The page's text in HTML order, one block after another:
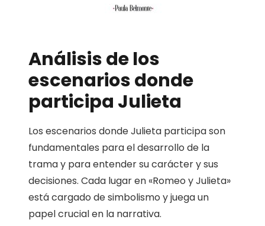
Análisis de los
escenarios donde
participa Julieta
Los escenarios donde Julieta participa son
fundamentales para el desarrollo de la
trama y para entender su carácter y sus
decisiones. Cada lugar en «Romeo y Julieta»
está cargado de simbolismo y juega un
papel crucial en la narrativa.